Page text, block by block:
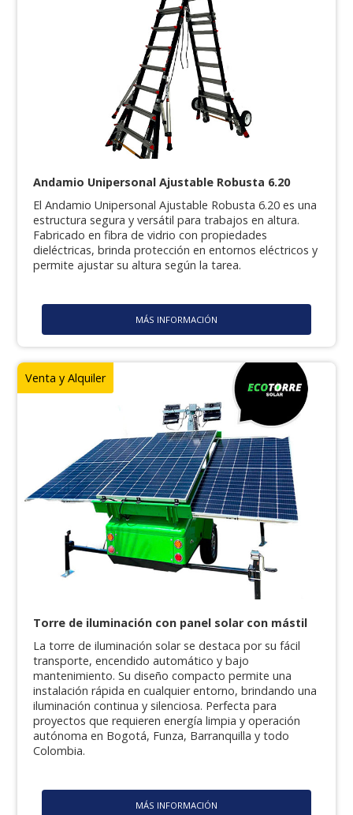
Andamio Unipersonal Ajustable Robusta 6.20
El Andamio Unipersonal Ajustable Robusta 6.20 es una
estructura segura y versátil para trabajos en altura.
Fabricado en fibra de vidrio con propiedades
dieléctricas, brinda protección en entornos eléctricos y
permite ajustar su altura según la tarea.
MÁS INFORMACIÓN
Venta y Alquiler
Torre de iluminación con panel solar con mástil
La torre de iluminación solar se destaca por su fácil
transporte, encendido automático y bajo
mantenimiento. Su diseño compacto permite una
instalación rápida en cualquier entorno, brindando una
iluminación continua y silenciosa. Perfecta para
proyectos que requieren energía limpia y operación
autónoma en Bogotá, Funza, Barranquilla y todo
Colombia.
MÁS INFORMACIÓN